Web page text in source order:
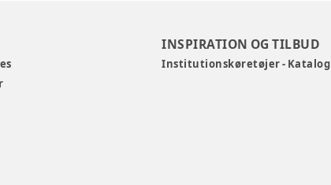
INSPIRATION OG TILBUD
Institutionskøretøjer - Katalog